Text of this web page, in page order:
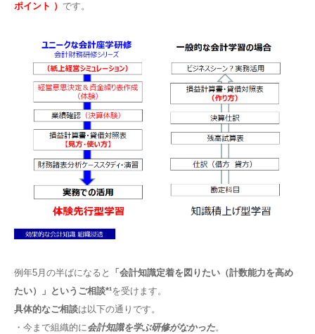
ポイント ） です。
例年5月の半ばになると
「会計知識定着を図りたい（計数能力を高め
たい）」というご相談*¹を受けます。
具体的なご相談は以下の通りです。
・今まで組織的に会計知識を学ぶ研修がなかった。